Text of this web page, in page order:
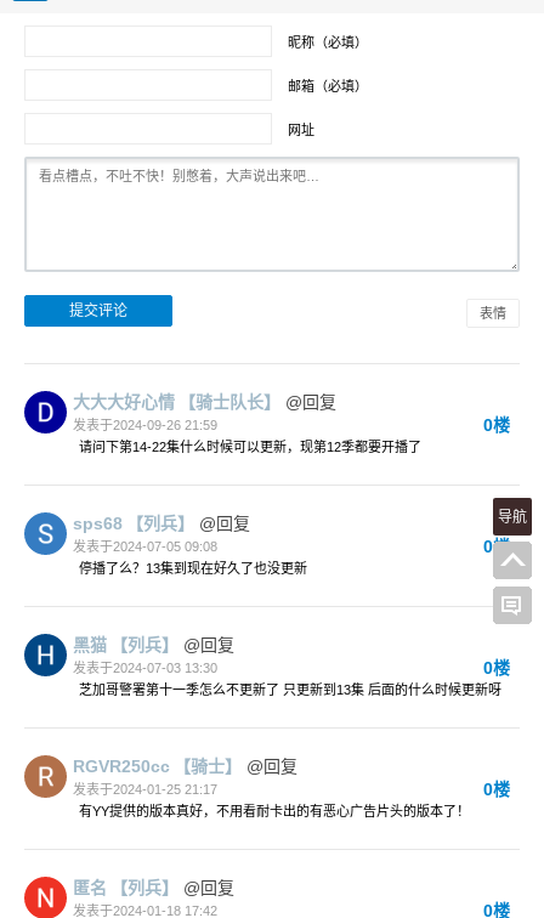
昵称（必填）
邮箱（必填）
网址
表情
大大大好心情 【骑士队长】 @回复
发表于2024-09-26 21:59 0楼
请问下第14-22集什么时候可以更新，现第12季都要开播了
sps68 【列兵】 @回复
发表于2024-07-05 09:08 0楼
停播了么？13集到现在好久了也没更新
黑猫 【列兵】 @回复
发表于2024-07-03 13:30 0楼
芝加哥警署第十一季怎么不更新了 只更新到13集 后面的什么时候更新呀
RGVR250cc 【骑士】 @回复
发表于2024-01-25 21:17 0楼
有YY提供的版本真好，不用看耐卡出的有恶心广告片头的版本了！
匿名 【列兵】 @回复
发表于2024-01-18 17:42 0楼
导航